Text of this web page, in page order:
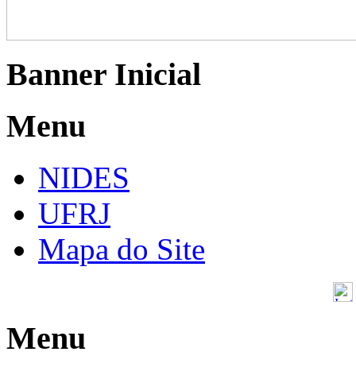
Banner Inicial
Menu
NIDES
UFRJ
Mapa do Site
Menu